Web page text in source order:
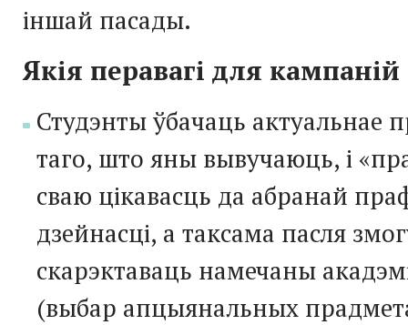
іншай пасады.
Якія перавагі для кампаній
Студэнты ўбачаць актуальнае
таго, што яны вывучаюць, і
сваю цікавасць да абранай
дзейнасці, а таксама пасля
скарэктаваць намечаны
(выбар апцыянальных